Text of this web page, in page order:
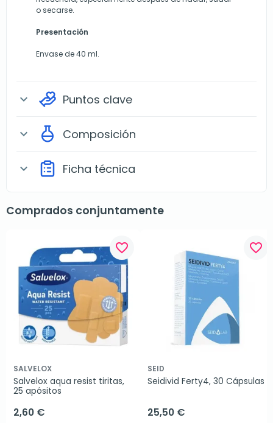
o secarse.
Presentación
Envase de 40 ml.
expand_more Puntos clave
expand_more Composición
expand_more Ficha técnica
Comprados conjuntamente
favorite_border
SALVELOX
Salvelox aqua resist tiritas,
25 apósitos
2,60 €
favorite_border
SEID
Seidivid Ferty4, 30 Cápsulas
25,50 €